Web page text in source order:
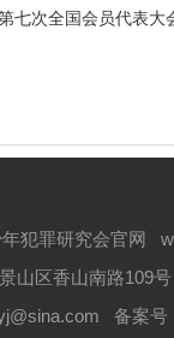
七次全国会员代表大
年犯罪研究会官网
山区香山南路109
备案号